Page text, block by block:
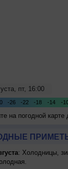
на погодной
: Холодницы,